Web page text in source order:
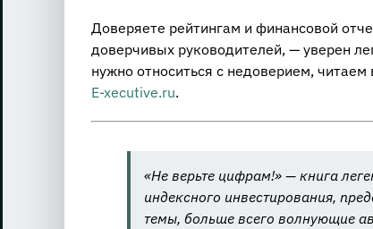
Доверяете рейтингам и финансовой
доверчивых руководителей, — уверен
нужно относиться с недоверием,
E-xecutive.ru.
«Не верьте цифрам!» — книга
индексного инвестирования,
темы, больше всего волнующие